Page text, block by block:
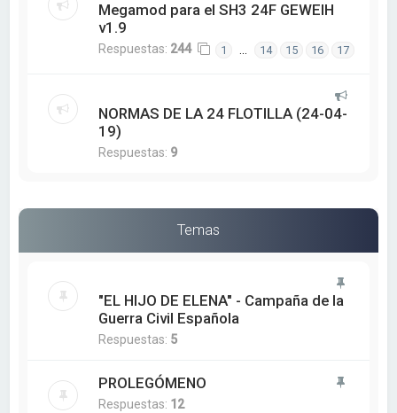
Megamod para el SH3 24F GEWEIH
v1.9
Respuestas: 244 1 … 14 15 16 17
NORMAS DE LA 24 FLOTILLA (24-04-
19)
Respuestas: 9
Temas
"EL HIJO DE ELENA" - Campaña de la
Guerra Civil Española
Respuestas: 5
PROLEGÓMENO
Respuestas: 12